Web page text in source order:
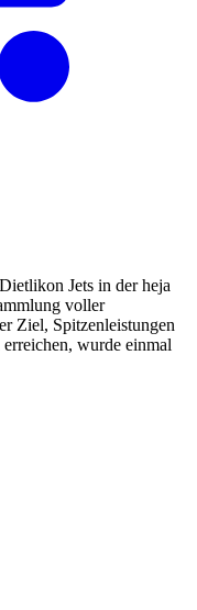
Jets in der heja
voller
Ziel, Spitzenleistungen
wurde einmal